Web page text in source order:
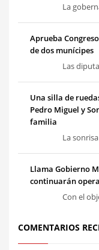
La
Aprueba
de dos munícipes
Las
Una silla de
Pedro Miguel y
familia
La
Llama Gobierno
continuarán
Con el
COMENTARIOS